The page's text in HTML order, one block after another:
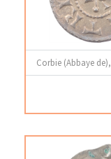
Corbie (Abbaye